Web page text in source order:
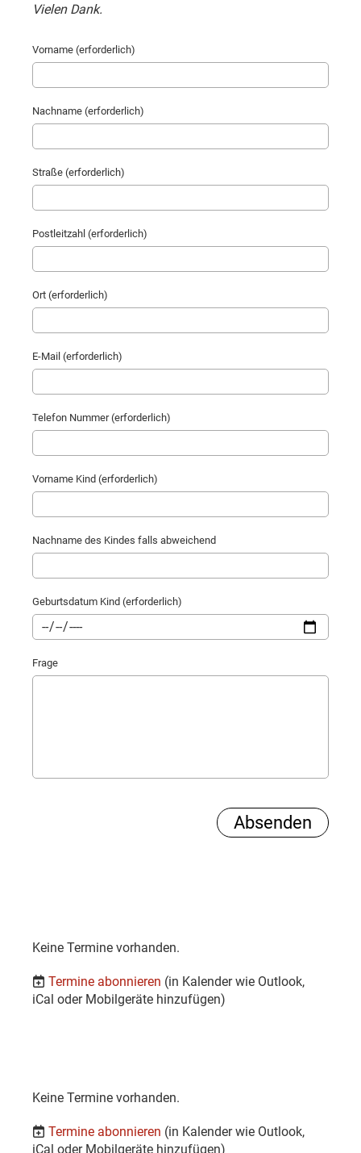
Vielen Dank.
Vorname (erforderlich)
Nachname (erforderlich)
Straße (erforderlich)
Postleitzahl (erforderlich)
Ort (erforderlich)
E-Mail (erforderlich)
Telefon Nummer (erforderlich)
Vorname Kind (erforderlich)
Nachname des Kindes falls abweichend
Geburtsdatum Kind (erforderlich)
Frage
Keine Termine vorhanden.
Termine abonnieren (in Kalender wie Outlook,
iCal oder Mobilgeräte hinzufügen)
Keine Termine vorhanden.
Termine abonnieren (in Kalender wie Outlook,
iCal oder Mobilgeräte hinzufügen)